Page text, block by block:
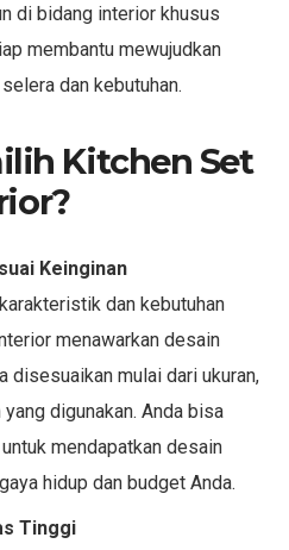
di bidang interior khusus
membantu mewujudkan
dan kebutuhan.
Kitchen Set
Keinginan
dan kebutuhan
menawarkan desain
disesuaikan mulai dari ukuran,
digunakan. Anda bisa
mendapatkan desain
hidup dan budget Anda.
Tinggi